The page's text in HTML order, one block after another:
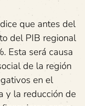
que antes del
del PIB regional
Esta será causa
de la región
en el
y la reducción de